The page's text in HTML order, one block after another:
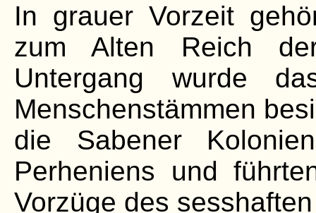
In grauer Vorzeit
zum Alten Reich
Untergang wurde
Menschenstämmen
die Sabener
Perheniens und
Vorzüge des